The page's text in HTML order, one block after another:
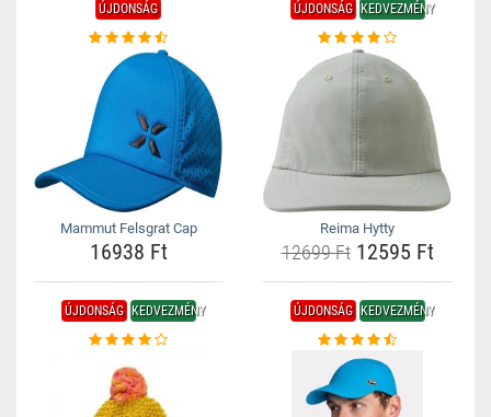
ÚJDONSÁG
Mammut Felsgrat Cap
16938 Ft
ÚJDONSÁG KEDVEZMÉNY
Reima Hytty
12699 Ft12595 Ft
ÚJDONSÁG KEDVEZMÉNY ÚJDONSÁG KEDVEZMÉNY